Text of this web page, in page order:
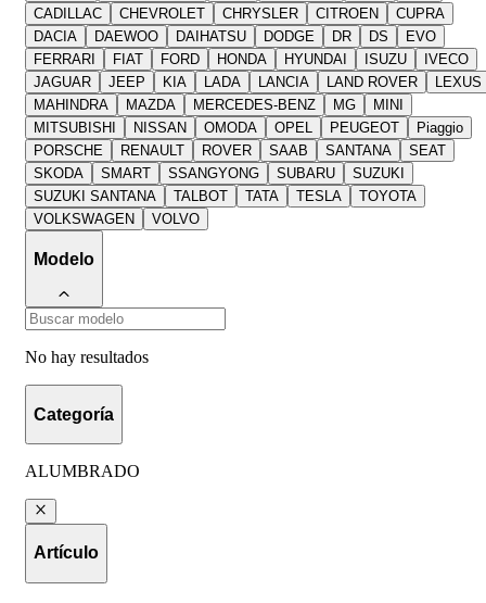
CADILLAC
CHEVROLET CHRYSLER CITROEN
CUPRA
DACIA
DAEWOO DAIHATSU DODGE DR DS
EVO
FERRARI
FIAT FORD HONDA HYUNDAI ISUZU
IVECO
JAGUAR
JEEP KIA LADA LANCIA LAND ROVER
LEXUS
MAHINDRA
MAZDA MERCEDES-BENZ MG
MINI
MITSUBISHI
NISSAN OMODA OPEL PEUGEOT
Piaggio
PORSCHE
RENAULT ROVER SAAB SANTANA
SEAT
SKODA
SMART SSANGYONG SUBARU
SUZUKI
SUZUKI SANTANA
TALBOT TATA TESLA
TOYOTA
VOLKSWAGEN
VOLVO
Modelo
No hay resultados
Categoría
ALUMBRADO
Artículo